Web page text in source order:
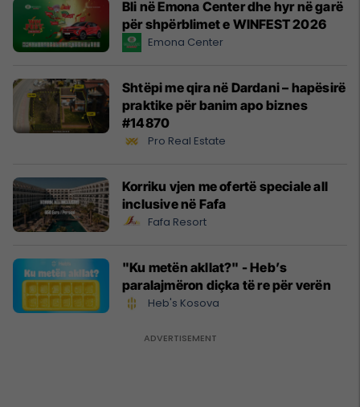
Bli në Emona Center dhe hyr në garë
për shpërblimet e WINFEST 2026
Emona Center
Shtëpi me qira në Dardani – hapësirë
praktike për banim apo biznes
#14870
Pro Real Estate
Korriku vjen me ofertë speciale all
inclusive në Fafa
Fafa Resort
"Ku metën akllat?" - Heb’s
paralajmëron diçka të re për verën
Heb's Kosova